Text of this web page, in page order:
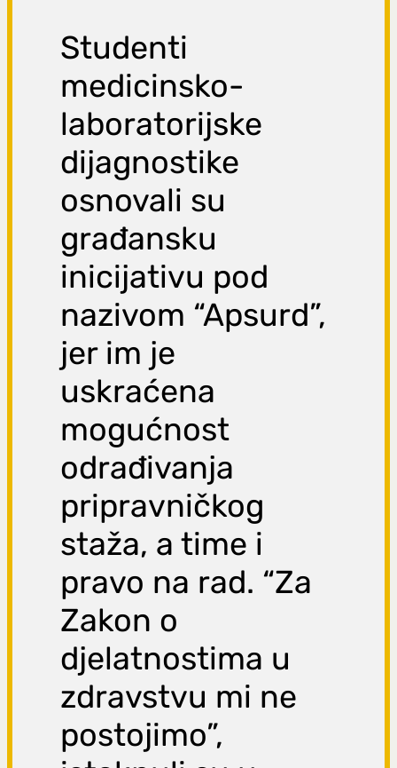
Studenti
medicinsko-
laboratorijske
dijagnostike
osnovali su
građansku
inicijativu pod
nazivom “Apsurd”,
jer im je
uskraćena
mogućnost
odrađivanja
pripravničkog
staža, a time i
pravo na rad. “Za
Zakon o
djelatnostima u
zdravstvu mi ne
postojimo”,